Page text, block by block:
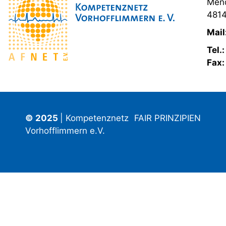
Tel.:
Fax:
© 2025
| Kompetenznetz
Vorhofflimmern e.V.
FAIR PRINZIPIEN